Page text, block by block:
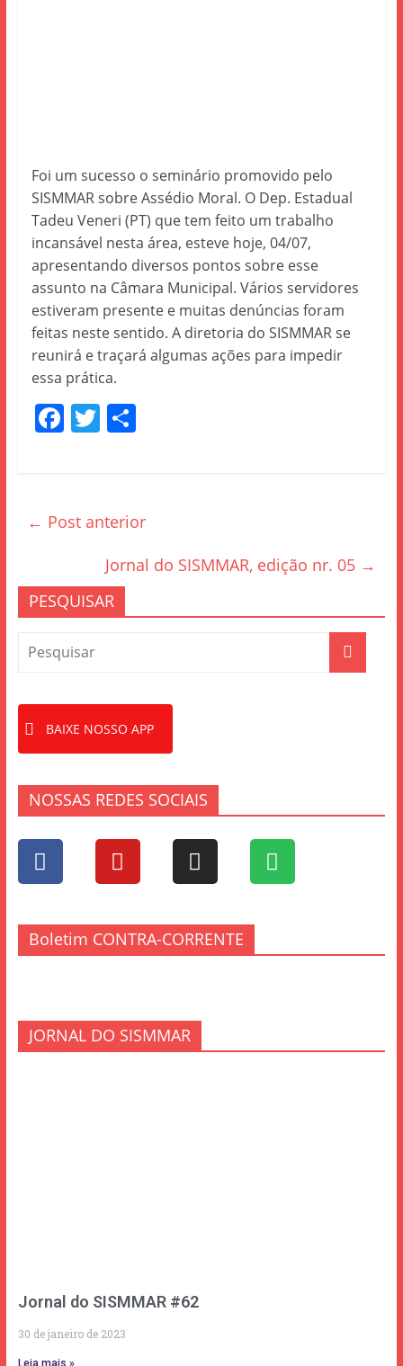
Foi um sucesso o seminário promovido pelo
SISMMAR sobre Assédio Moral. O Dep. Estadual
Tadeu Veneri (PT) que tem feito um trabalho
incansável nesta área, esteve hoje, 04/07,
apresentando diversos pontos sobre esse
assunto na Câmara Municipal. Vários servidores
estiveram presente e muitas denúncias foram
feitas neste sentido. A diretoria do SISMMAR se
reunirá e traçará algumas ações para impedir
essa prática.
F
b
o
k
T S
← Post anterior
Jornal do SISMMAR, edição nr. 05 →
PESQUISAR
BAIXE NOSSO APP
NOSSAS REDES SOCIAIS
Boletim CONTRA-CORRENTE
JORNAL DO SISMMAR
Jornal do SISMMAR #62
30 de janeiro de 2023